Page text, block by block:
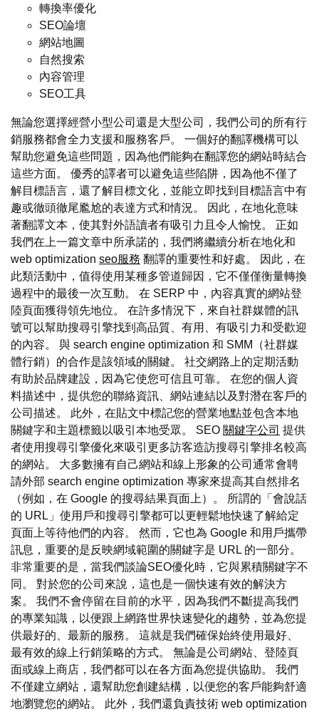
轉換率優化
SEO論壇
網站地圖
自然搜索
內容管理
SEO工具
無論您選擇經營小型公司還是大型公司，我們公司的所有行
銷服務都會全力支援和服務客戶。 一個好的翻譯機構可以
幫助您避免這些問題，因為他們能夠在翻譯您的網站時結合
這些方面。 優秀的譯者可以避免這些陷阱，因為他不僅了
解目標語言，還了解目標文化，並能立即找到目標語言中有
趣或徹頭徹尾尷尬的表達方式和情況。 因此，在地化意味
著翻譯文本，使其對外語讀者有吸引力且令人愉悅。 正如
我們在上一篇文章中所承諾的，我們將繼續分析在地化和
web optimization seo服務 翻譯的重要性和好處。 因此，在
此類活動中，值得使用某種多管道歸因，它不僅僅衡量轉換
過程中的最後一次互動。 在 SERP 中，內容真實的網站登
陸頁面獲得領先地位。 在許多情況下，來自社群媒體的訊
號可以幫助搜尋引擎找到高品質、有用、有吸引力和受歡迎
的內容。 與 search engine optimization 和 SMM（社群媒
體行銷）的合作是該領域的關鍵。 社交網路上的定期活動
有助於品牌建設，因為它使您可信且可靠。 在您的個人資
料描述中，提供您的聯絡資訊、網站連結以及對潛在客戶的
公司描述。 此外，在貼文中標記您的營業地點並包含本地
關鍵字和主題標籤以吸引本地受眾。 SEO 關鍵字公司 提供
者使用搜尋引擎優化來吸引更多訪客造訪搜尋引擎排名較高
的網站。 大多數擁有自己網站和線上形象的公司通常會聘
請外部 search engine optimization 專家來提高其自然排名
（例如，在 Google 的搜尋結果頁面上）。 所謂的「會說話
的 URL」使用戶和搜尋引擎都可以更輕鬆地快速了解給定
頁面上等待他們的內容。 然而，它也為 Google 和用戶攜帶
訊息，重要的是反映網域範圍的關鍵字是 URL 的一部分。
非常重要的是，當我們談論SEO優化時，它與累積關鍵字不
同。 對於您的公司來說，這也是一個快速有效的解決方
案。 我們不會停留在目前的水平，因為我們不斷提高我們
的專業知識，以便跟上網路世界快速變化的趨勢，並為您提
供最好的、最新的服務。 這就是我們確保始終使用最好、
最有效的線上行銷策略的方式。 無論是公司網站、登陸頁
面或線上商店，我們都可以在各方面為您提供協助。 我們
不僅建立網站，還幫助您創建結構，以便您的客戶能夠舒適
地瀏覽您的網站。 此外，我們還負責技術 web optimization